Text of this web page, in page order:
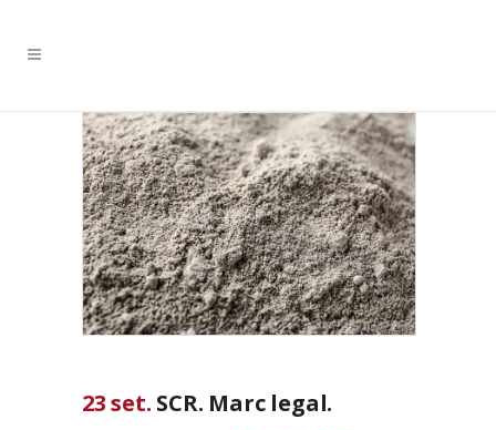
23 set. SCR. Marc legal.